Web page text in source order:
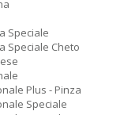
DOLCE IN DOLCE SPECIALE N.65
E Dolci In Teglia
Cartacea
6.90 €
Speciale
Speciale Cheto
Plus - Pinza
Speciale